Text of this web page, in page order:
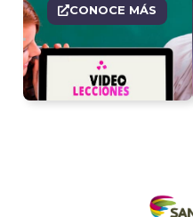
CONOCE MÁS